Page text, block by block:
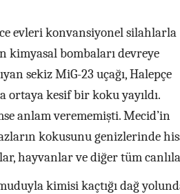
evleri konvansiyonel silahlarla
kimyasal bombaları devreye
sekiz MiG-23 uçağı, Halepçe
ortaya kesif bir koku yayıldı.
anlam verememişti. Mecid’in
kokusunu genizlerinde
hayvanlar ve diğer tüm
kimisi kaçtığı dağ